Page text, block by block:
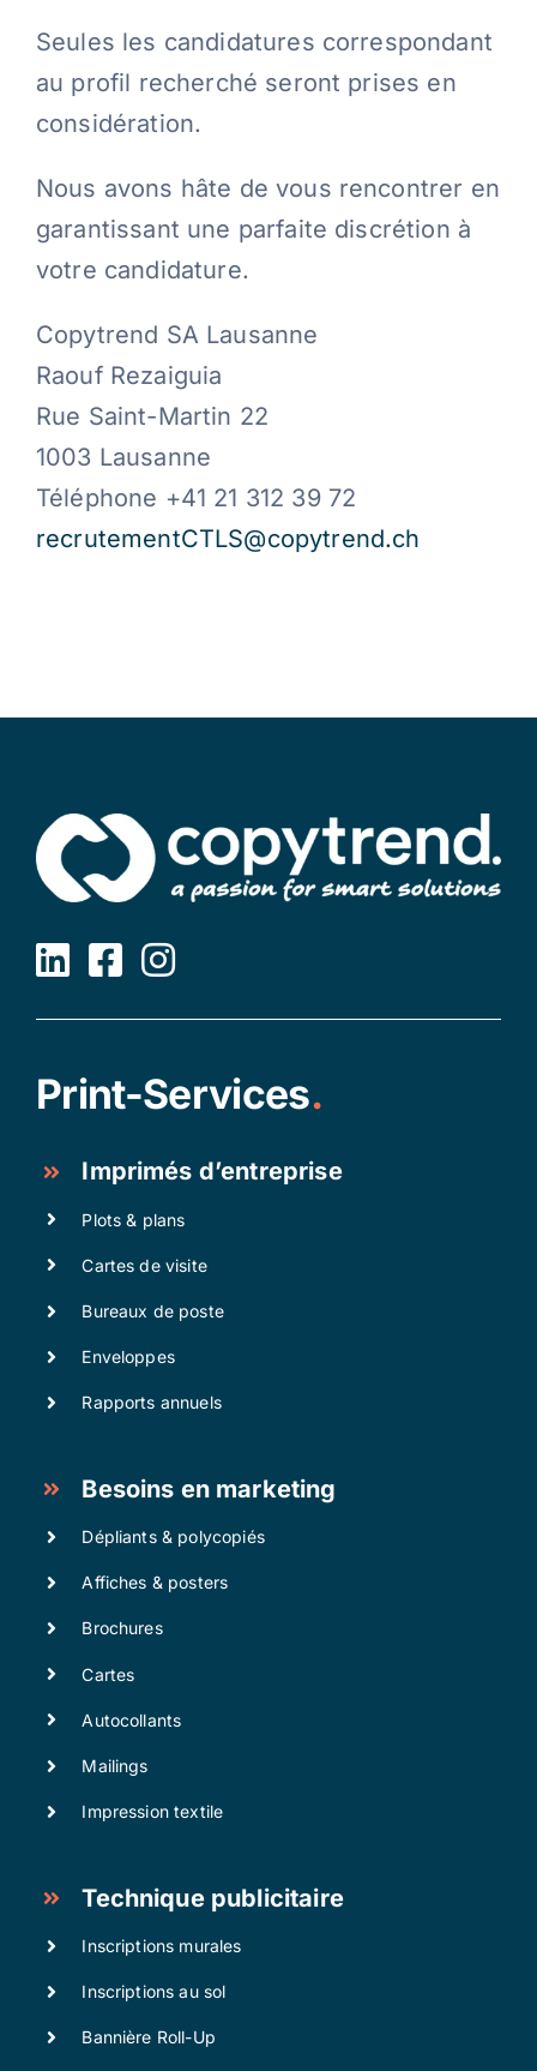
Seules les candidatures correspondant
au profil recherché seront prises en
considération.
Nous avons hâte de vous rencontrer en
garantissant une parfaite discrétion à
votre candidature.
Copytrend SA Lausanne
Raouf Rezaiguia
Rue Saint-Martin 22
1003 Lausanne
Téléphone +41 21 312 39 72
recrutementCTLS@copytrend.ch
Print-Services.
Imprimés d’entreprise
Plots & plans
Cartes de visite
Bureaux de poste
Enveloppes
Rapports annuels
Besoins en marketing
Dépliants & polycopiés
Affiches & posters
Brochures
Cartes
Autocollants
Mailings
Impression textile
Technique publicitaire
Inscriptions murales
Inscriptions au sol
Bannière Roll-Up